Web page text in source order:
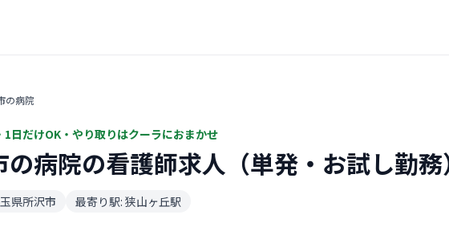
の病院
1日だけOK・やり取りはクーラにおまかせ
の病院の看護師求人（単発・お試し勤
県所沢市 最寄り駅: 狭山ヶ丘駅